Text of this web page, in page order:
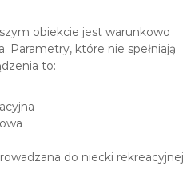
obiekcie jest warunkowo
Parametry, które nie spełniają
to:
do niecki rekreacyjnej